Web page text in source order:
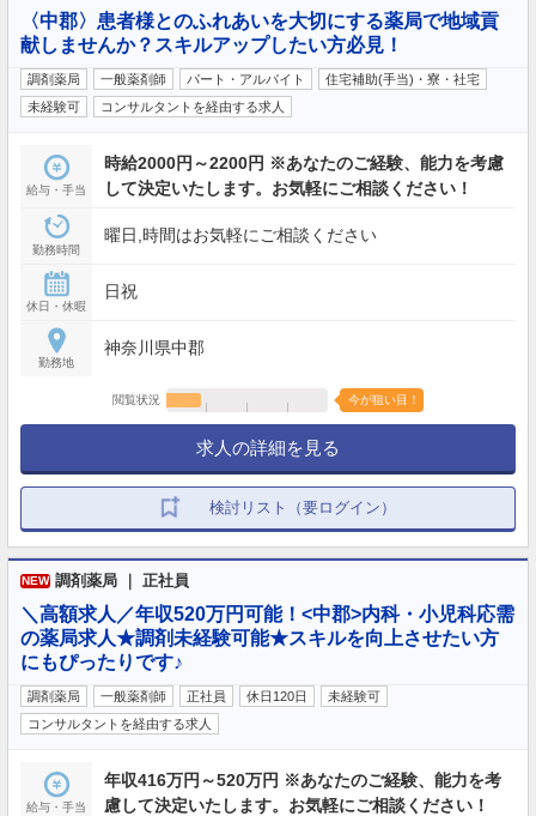
〈中郡〉患者様とのふれあいを大切にする薬局で地域貢
献しませんか？スキルアップしたい方必見！
調剤薬局 一般薬剤師 パート・アルバイト
住宅補助(手当)・寮・社宅
未経験可
コンサルタントを経由する求人
給与・手当
時給2000円～2200円 ※あなたのご経験、能力を考慮
して決定いたします。お気軽にご相談ください！
勤務時間
曜日,時間はお気軽にご相談ください
休日・休暇
日祝
勤務地
神奈川県中郡
閲覧状況 今が狙い目！
求人の詳細を見る
検討リスト（要ログイン）
NEW 調剤薬局 ｜ 正社員
＼高額求人／年収520万円可能！<中郡>内科・小児科応需
の薬局求人★調剤未経験可能★スキルを向上させたい方
にもぴったりです♪
調剤薬局 一般薬剤師 正社員 休日120日
未経験可
コンサルタントを経由する求人
給与・手当
年収416万円～520万円 ※あなたのご経験、能力を考
慮して決定いたします。お気軽にご相談ください！